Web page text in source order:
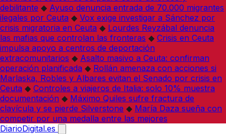
debilitante ◆ Ayuso denuncia entrada de 70.000 migrantes
ilegales por Ceuta ◆ Vox exige investigar a Sánchez por
crisis migratoria en Ceuta ◆ Lourdes Reyzábal denuncia
las mafias que controlan las fronteras ◆ Crisis en Ceuta
impulsa apoyo a centros de deportación
extracomunitarios ◆ Asalto masivo a Ceuta: confirman
operación planificada ◆ Rollán amenaza con acciones si
Marlaska, Robles y Albares evitan el Senado por crisis en
Ceuta ◆ Controles a viajeros de Italia: solo 10% muestra
documentación ◆ Máximo Quiles sufre fractura de
clavícula y se pierde Silverstone ◆ María Daza sueña con
competir por una medalla entre las mejores
DiarioDigital.es